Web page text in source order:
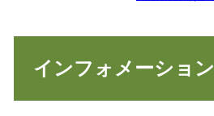
インフォメーション